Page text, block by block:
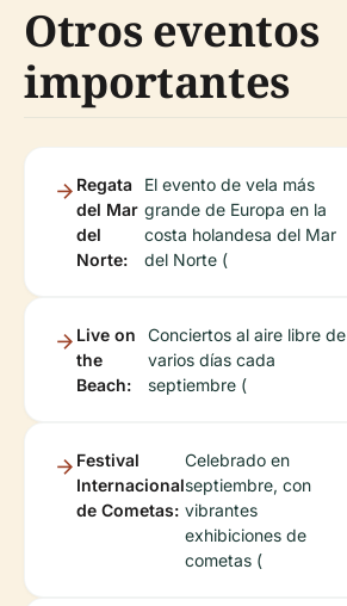
Otros eventos
importantes
Regata
del Mar
del
Norte:
El evento de vela más
grande de Europa en la
costa holandesa del Mar
del Norte (
Live on
the
Beach:
Conciertos al aire libre de
varios días cada
septiembre (
Festival
Internacional
de Cometas:
Celebrado en
septiembre, con
vibrantes
exhibiciones de
cometas (